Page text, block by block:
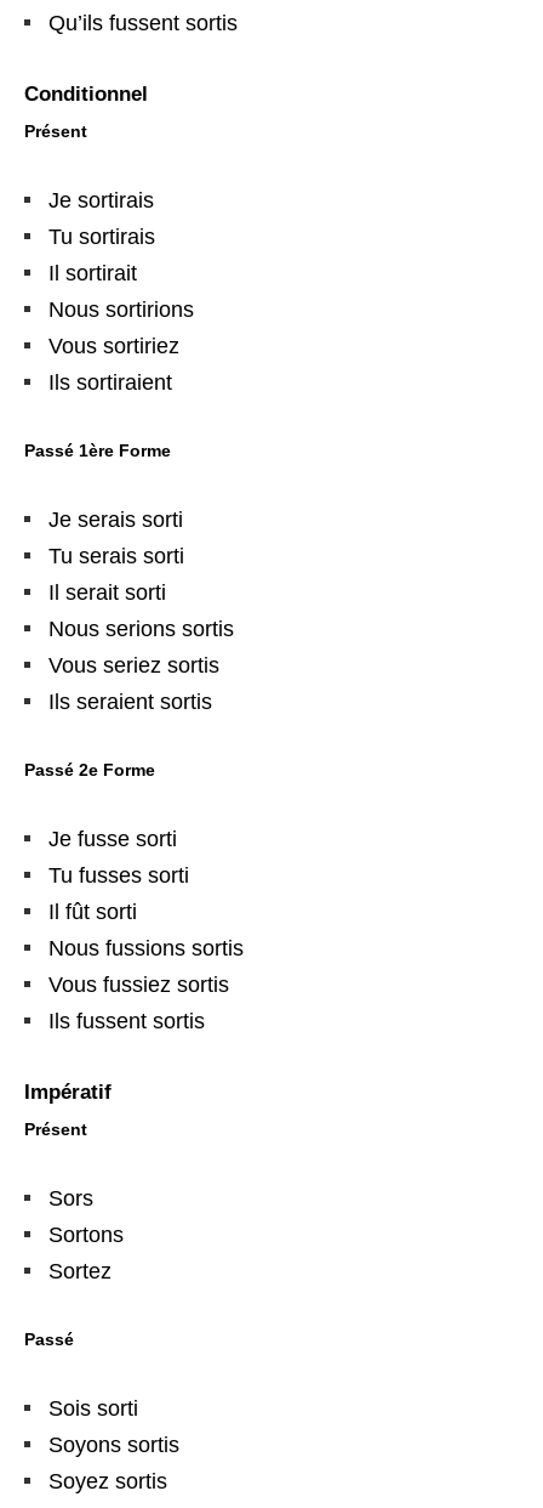
Qu’ils fussent sortis
Conditionnel
Présent
Je sortirais
Tu sortirais
Il sortirait
Nous sortirions
Vous sortiriez
Ils sortiraient
Passé 1ère Forme
Je serais sorti
Tu serais sorti
Il serait sorti
Nous serions sortis
Vous seriez sortis
Ils seraient sortis
Passé 2e Forme
Je fusse sorti
Tu fusses sorti
Il fût sorti
Nous fussions sortis
Vous fussiez sortis
Ils fussent sortis
Impératif
Présent
Sors
Sortons
Sortez
Passé
Sois sorti
Soyons sortis
Soyez sortis